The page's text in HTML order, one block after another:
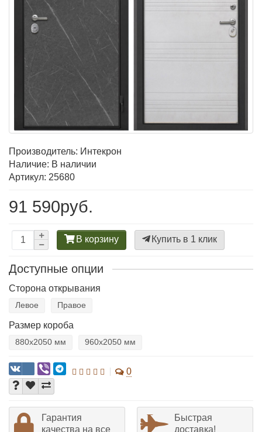
Производитель: Интекрон
Наличие: В наличии
Артикул: 25680
91 590руб.
В корзину Купить в 1 клик
Доступные опции
Сторона открывания
Левое Правое
Размер короба
880х2050 мм 960х2050 мм
0
Гарантия
качества на все
Быстрая
доставка!